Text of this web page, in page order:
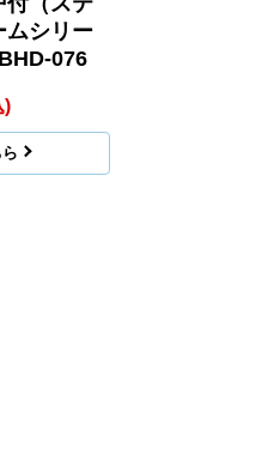
シリー
076
)